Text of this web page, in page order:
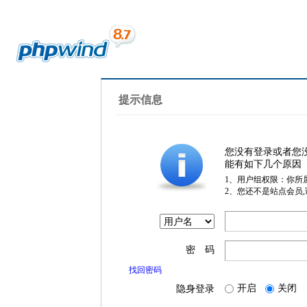
提示信息
您没有登录或者您
能有如下几个原因
1、用户组权限：你所
2、您还不是站点会员
密 码
找回密码
隐身登录 开启 关闭